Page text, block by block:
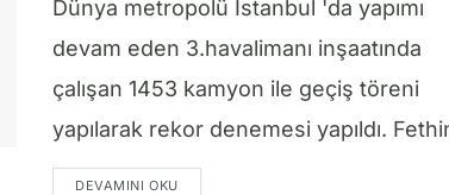
Dünya metropolü İstanbul 'da yapımı
devam eden 3.havalimanı inşaatında
çalışan 1453 kamyon ile geçiş töreni
yapılarak rekor denemesi yapıldı.
DEVAMINI OKUDETAILS